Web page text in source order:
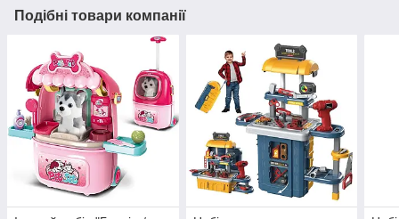
Подібні товари компанії